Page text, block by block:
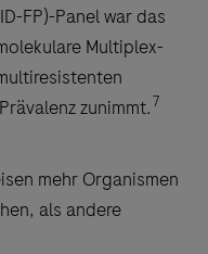
FP)-Panel war das
Multiplex-
zunimmt.7
mehr Organismen
als andere